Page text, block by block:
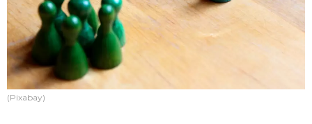
(Pixabay)